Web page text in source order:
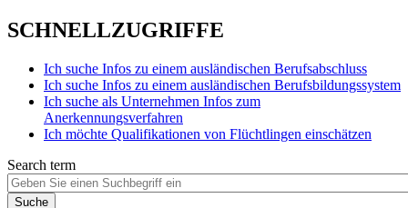
SCHNELLZUGRIFFE
Ich suche Infos zu einem ausländischen Berufsabschluss
Ich suche Infos zu einem ausländischen Berufsbildungssystem
Ich suche als Unternehmen Infos zum
Anerkennungsverfahren
Ich möchte Qualifikationen von Flüchtlingen einschätzen
Search term